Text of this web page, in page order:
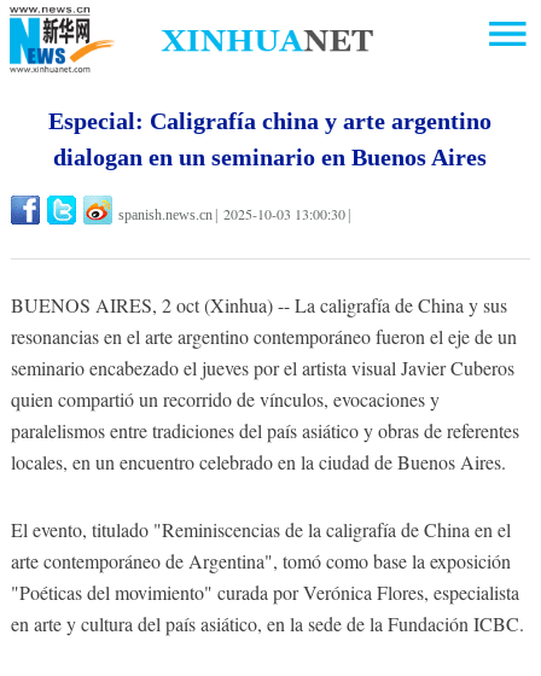
Especial: Caligrafía china y arte argentino
dialogan en un seminario en Buenos Aires
spanish.news.cn 2025-10-03 13:00:30
BUENOS AIRES, 2 oct (Xinhua) -- La caligrafía de China y sus
resonancias en el arte argentino contemporáneo fueron el eje de un
seminario encabezado el jueves por el artista visual Javier Cuberos
quien compartió un recorrido de vínculos, evocaciones y
paralelismos entre tradiciones del país asiático y obras de referentes
locales, en un encuentro celebrado en la ciudad de Buenos Aires.
El evento, titulado "Reminiscencias de la caligrafía de China en el
arte contemporáneo de Argentina", tomó como base la exposición
"Poéticas del movimiento" curada por Verónica Flores, especialista
en arte y cultura del país asiático, en la sede de la Fundación ICBC.